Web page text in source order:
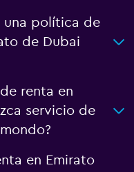
una política de
de Dubai
renta en
servicio de
en Emirato